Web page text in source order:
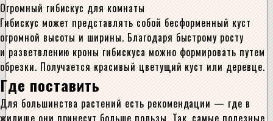
Огромный гибискус для комнаты
Гибискус может представлять собой бесформенный куст
огромной высоты и ширины. Благодаря быстрому росту
и разветвлению кроны гибискуса можно формировать путем
обрезки. Получается красивый цветущий куст или деревце.
Где поставить
Для большинства растений есть рекомендации — где в